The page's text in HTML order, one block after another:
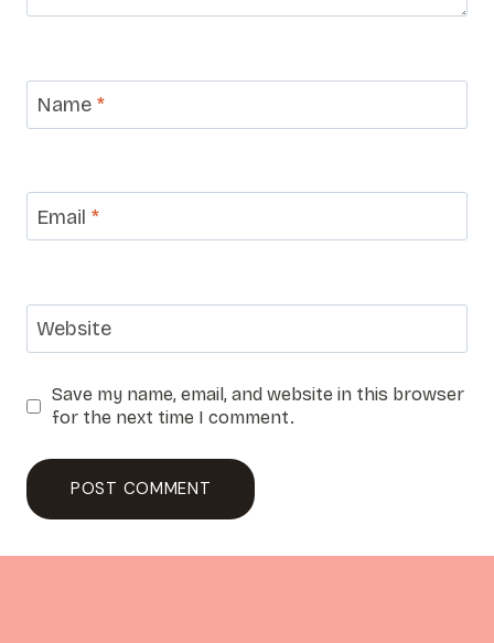
Name *
Email *
Website
Save my name, email, and website in this browser
for the next time I comment.